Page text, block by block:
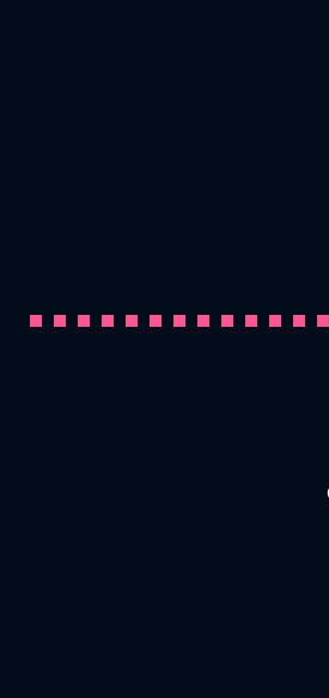
Pourquoi les
Découvrez 8 race de chat